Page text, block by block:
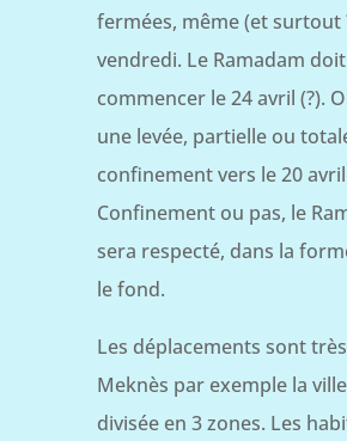
fermées, même (et surtout
vendredi. Le Ramadam doit
commencer le 24 avril (?).
une levée, partielle ou
confinement vers le 20
Confinement ou pas, le
sera respecté, dans la
le fond.
Les déplacements sont
Meknès par exemple la
divisée en 3 zones. Les